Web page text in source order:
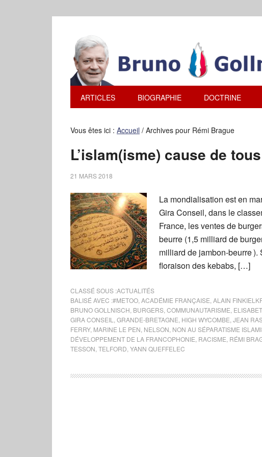
ARTICLES BIOGRAPHIE DOCTRINE
Vous êtes ici : Accueil / Archives pour Rémi Brague
L’islam(isme) cause de
21 MARS 2018
La mondialisation est en
Gira Conseil, dans le
France, les ventes de
beurre (1,5 milliard de
milliard de jambon-beurre
floraison des kebabs, […]
CLASSÉ SOUS :ACTUALITÉS
BALISÉ AVEC :#METOO ACADÉMIE FRANÇAISE ALAIN
BRUNO GOLLNISCH BURGERS COMMUNAUTARISME
GIRA CONSEIL
GRANDE-BRETAGNE HIGH WYCOMBE JEAN
FERRY, MARINE LE PEN NELSON NON AU SÉPARATISME
DÉVELOPPEMENT DE LA FRANCOPHONIE RACISME RÉMI
TESSON TELFORD YANN QUEFFELEC